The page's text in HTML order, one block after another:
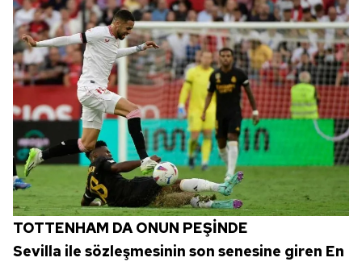
TOTTENHAM DA ONUN PEŞİNDE
Sevilla ile sözleşmesinin son senesine giren En